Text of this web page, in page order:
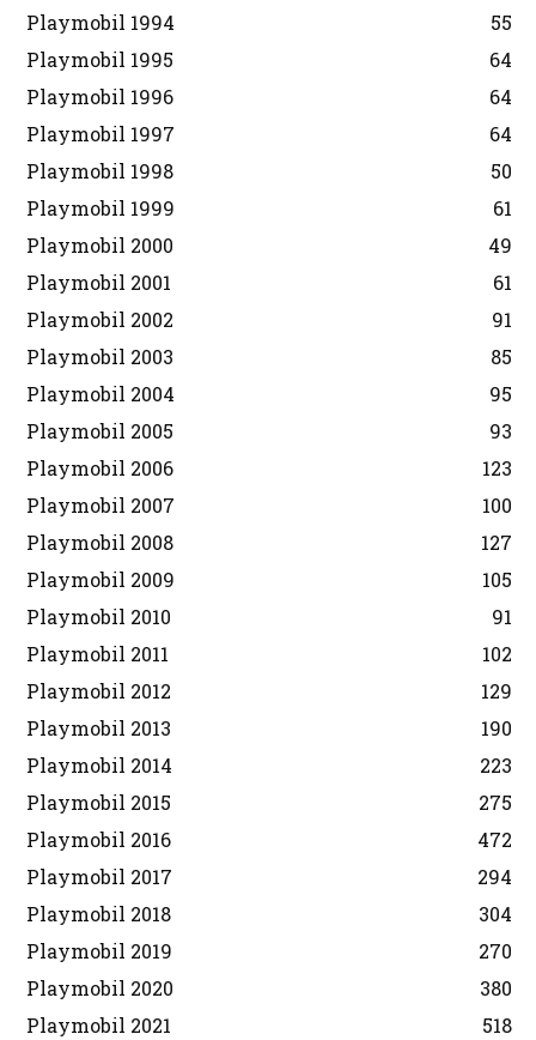
Playmobil 1994
55
Playmobil 1995
64
Playmobil 1996
64
Playmobil 1997
64
Playmobil 1998
50
Playmobil 1999
61
Playmobil 2000
49
Playmobil 2001
61
Playmobil 2002
91
Playmobil 2003
85
Playmobil 2004
95
Playmobil 2005
93
Playmobil 2006
123
Playmobil 2007
100
Playmobil 2008
127
Playmobil 2009
105
Playmobil 2010
91
Playmobil 2011
102
Playmobil 2012
129
Playmobil 2013
190
Playmobil 2014
223
Playmobil 2015
275
Playmobil 2016
472
Playmobil 2017
294
Playmobil 2018
304
Playmobil 2019
270
Playmobil 2020
380
Playmobil 2021
518